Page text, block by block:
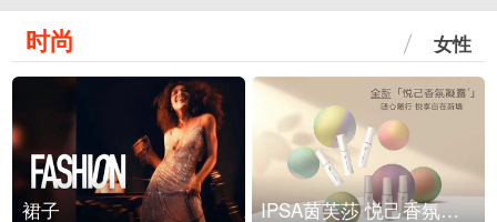
时尚 女性
裙子 IPSA茵芙莎 悦己香氛凝露上市